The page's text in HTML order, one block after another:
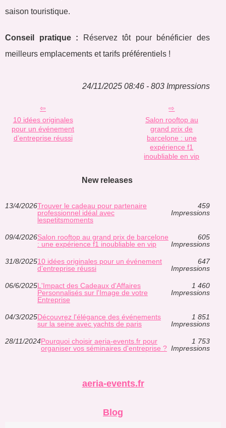
saison touristique.
Conseil pratique : Réservez tôt pour bénéficier des
meilleurs emplacements et tarifs préférentiels !
24/11/2025 08:46 - 803 Impressions
10 idées originales
pour un événement
d’entreprise réussi
Salon rooftop au
grand prix de
barcelone : une
expérience f1
inoubliable en vip
New releases
13/4/2026Trouver le cadeau pour partenaire
professionnel idéal avec
lespetitsmoments
459
Impressions
09/4/2026Salon rooftop au grand prix de barcelone
: une expérience f1 inoubliable en vip
605
Impressions
31/8/202510 idées originales pour un événement
d’entreprise réussi
647
Impressions
06/6/2025L'Impact des Cadeaux d'Affaires
Personnalisés sur l'Image de votre
Entreprise
1 460
Impressions
04/3/2025Découvrez l'élégance des événements
sur la seine avec yachts de paris
1 851
Impressions
28/11/2024Pourquoi choisir aeria-events.fr pour
organiser vos séminaires d'entreprise ?
1 753
Impressions
aeria-events.fr
Blog